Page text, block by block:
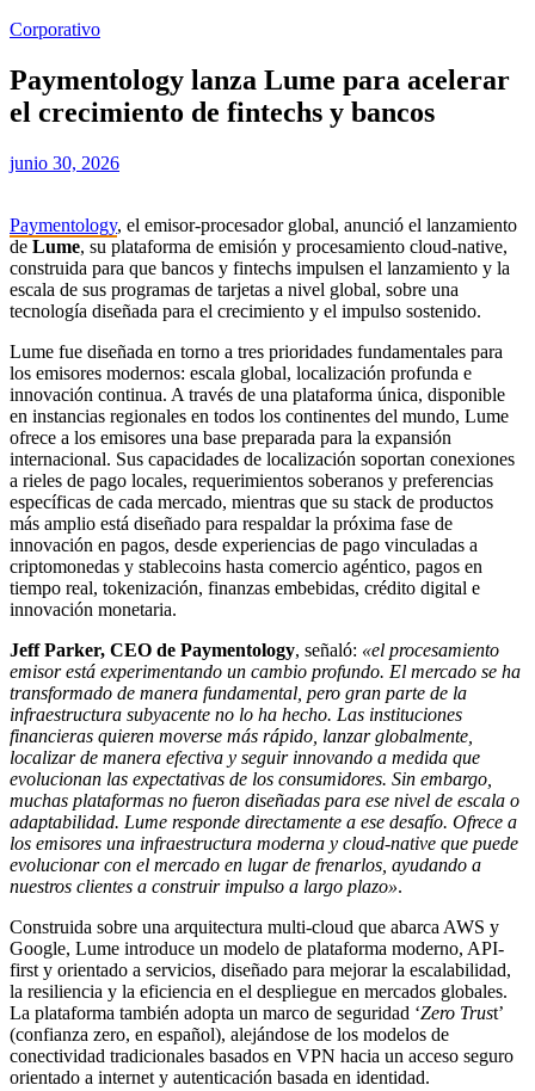
Corporativo
Paymentology lanza Lume para acelerar
el crecimiento de fintechs y bancos
junio 30, 2026
Paymentology, el emisor-procesador global, anunció el lanzamiento
de Lume, su plataforma de emisión y procesamiento cloud-native,
construida para que bancos y fintechs impulsen el lanzamiento y la
escala de sus programas de tarjetas a nivel global, sobre una
tecnología diseñada para el crecimiento y el impulso sostenido.
Lume fue diseñada en torno a tres prioridades fundamentales para
los emisores modernos: escala global, localización profunda e
innovación continua. A través de una plataforma única, disponible
en instancias regionales en todos los continentes del mundo, Lume
ofrece a los emisores una base preparada para la expansión
internacional. Sus capacidades de localización soportan conexiones
a rieles de pago locales, requerimientos soberanos y preferencias
específicas de cada mercado, mientras que su stack de productos
más amplio está diseñado para respaldar la próxima fase de
innovación en pagos, desde experiencias de pago vinculadas a
criptomonedas y stablecoins hasta comercio agéntico, pagos en
tiempo real, tokenización, finanzas embebidas, crédito digital e
innovación monetaria.
Jeff Parker, CEO de Paymentology, señaló: «el procesamiento
emisor está experimentando un cambio profundo. El mercado se ha
transformado de manera fundamental, pero gran parte de la
infraestructura subyacente no lo ha hecho. Las instituciones
financieras quieren moverse más rápido, lanzar globalmente,
localizar de manera efectiva y seguir innovando a medida que
evolucionan las expectativas de los consumidores. Sin embargo,
muchas plataformas no fueron diseñadas para ese nivel de escala o
adaptabilidad. Lume responde directamente a ese desafío. Ofrece a
los emisores una infraestructura moderna y cloud-native que puede
evolucionar con el mercado en lugar de frenarlos, ayudando a
nuestros clientes a construir impulso a largo plazo».
Construida sobre una arquitectura multi-cloud que abarca AWS y
Google, Lume introduce un modelo de plataforma moderno, API-
first y orientado a servicios, diseñado para mejorar la escalabilidad,
la resiliencia y la eficiencia en el despliegue en mercados globales.
La plataforma también adopta un marco de seguridad ‘Zero Trust’
(confianza zero, en español), alejándose de los modelos de
conectividad tradicionales basados en VPN hacia un acceso seguro
orientado a internet y autenticación basada en identidad.